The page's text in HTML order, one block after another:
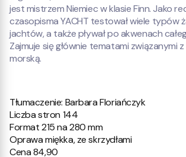
jest mistrzem Niemiec w klasie Finn. Jako
czasopisma YACHT testował wiele typów
jachtów, a także pływał po akwenach
Zajmuje się głównie tematami związanymi
morską.
Tłumaczenie: Barbara Floriańczyk
Liczba stron 144
Format 215 na 280 mm
Oprawa miękka, ze skrzydłami
Cena 84,90